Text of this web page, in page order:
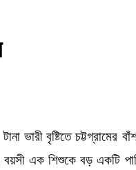
বৃষ্টিতে চট্টগ্রামের
এক শিশুকে বড় একটি